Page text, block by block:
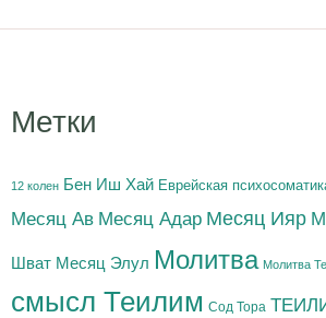
Метки
12 колен Бен Иш Хай Еврейская
Месяц Ав Месяц Адар Месяц Ияр
Шват Месяц Элул Молитва Молитва
смысл Теилим Сод Тора